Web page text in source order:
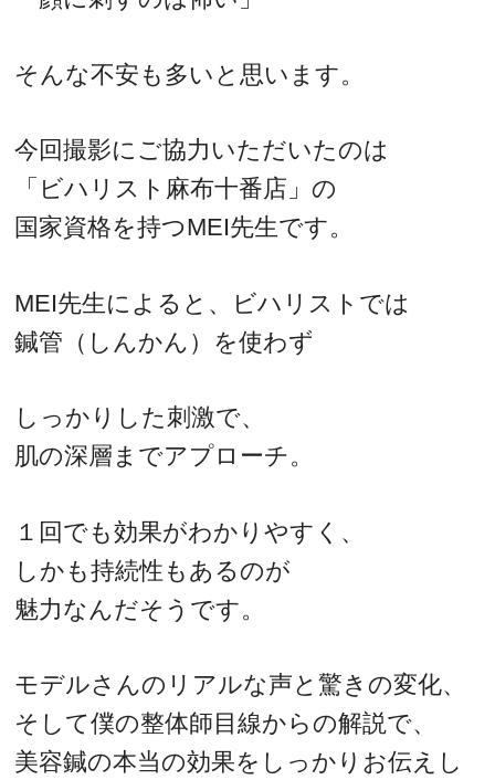
そんな不安も多いと思います。
今回撮影にご協力いただいたのは
「ビハリスト麻布十番店」の
国家資格を持つMEI先生です。
MEI先生によると、ビハリストでは
鍼管（しんかん）を使わず
しっかりした刺激で、
肌の深層までアプローチ。
１回でも効果がわかりやすく、
しかも持続性もあるのが
魅力なんだそうです。
モデルさんのリアルな声と驚きの変化、
そして僕の整体師目線からの解説で、
美容鍼の本当の効果をしっかりお伝えし